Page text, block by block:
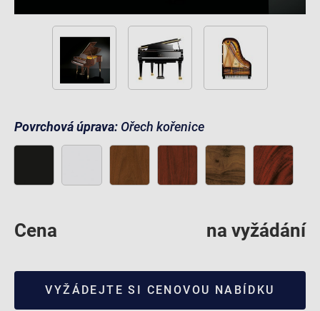
Povrchová úprava: Ořech kořenice
Cena na vyžádání
VYŽÁDEJTE SI CENOVOU NABÍDKU